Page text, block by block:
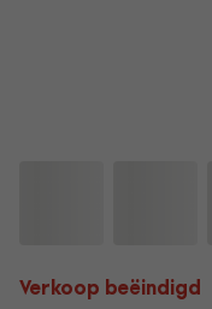
Verkoop beëindigd